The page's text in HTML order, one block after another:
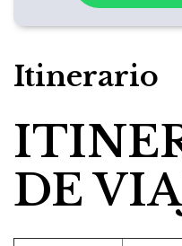
Itinerario
DE